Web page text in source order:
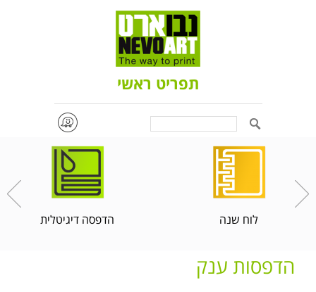
תפריט ראשי
Search
הדפסה דיגיטלית לוח שנה
הדפסות ענק